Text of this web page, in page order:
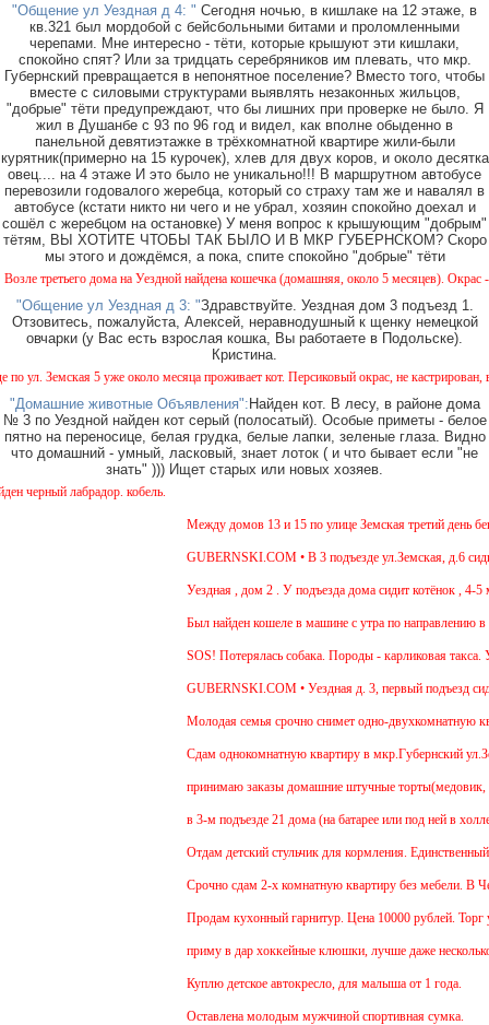
"Общение ул Уездная д 4: " Сегодня ночью, в кишлаке на 12 этаже, в
кв.321 был мордобой с бейсбольными битами и проломленными
черепами. Мне интересно - тёти, которые крышуют эти кишлаки,
спокойно спят? Или за тридцать серебряников им плевать, что мкр.
Губернский превращается в непонятное поселение? Вместо того, чтобы
вместе с силовыми структурами выявлять незаконных жильцов,
"добрые" тёти предупреждают, что бы лишних при проверке не было. Я
жил в Душанбе с 93 по 96 год и видел, как вполне обыденно в
панельной девятиэтажке в трёхкомнатной квартире жили-были
курятник(примерно на 15 курочек), хлев для двух коров, и около десятка
овец.... на 4 этаже И это было не уникально!!! В маршрутном автобусе
перевозили годовалого жеребца, который со страху там же и навалял в
автобусе (кстати никто ни чего и не убрал, хозяин спокойно доехал и
сошёл с жеребцом на остановке) У меня вопрос к крышующим "добрым"
тётям, ВЫ ХОТИТЕ ЧТОБЫ ТАК БЫЛО И В МКР ГУБЕРНСКОМ? Скоро
мы этого и дождёмся, а пока, спите спокойно "добрые" тёти
дома на Уездной найдена кошечка (домашняя, около 5 месяцев). Окрас -
"Общение ул Уездная д 3: "Здравствуйте. Уездная дом 3 подъезд 1.
Отзовитесь, пожалуйста, Алексей, неравнодушный к щенку немецкой
овчарки (у Вас есть взрослая кошка, Вы работаете в Подольске).
Кристина.
Земская 5 уже около месяца проживает кот. Персиковый окрас, не кастрирован,
"Домашние животные Объявления": Найден кот. В лесу, в районе дома
№ 3 по Уездной найден кот серый (полосатый). Особые приметы - белое
пятно на переносице, белая грудка, белые лапки, зеленые глаза. Видно
что домашний - умный, ласковый, знает лоток ( и что бывает если "не
знать" ))) Ищет старых или новых хозяев.
лабрадор. кобель.
Между домов 13 и 15 по улице Земская третий день
GUBERNSKI.COM • В 3 подъезде ул.Земская, д.6
Уездная , дом 2 . У подъезда дома сидит котёнок , 4-5
Был найден кошеле в машине с утра по направлению в
SOS! Потерялась собака. Породы - карликовая такса.
GUBERNSKI.COM • Уездная д. 3, первый подъезд
Молодая семья срочно снимет одно-двухкомнатную
Cдам однокомнатную квартиру в мкр.Губернский
принимаю заказы домашние штучные торты(медовик,
в 3-м подъезде 21 дома (на батарее или под ней в
Отдам детский стульчик для кормления. Единственный
Срочно сдам 2-х комнатную квартиру без мебели. В
Продам кухонный гарнитур. Цена 10000 рублей. Торг
приму в дар хоккейные клюшки, лучше даже несколько:)
Куплю детское автокресло, для малыша от 1 года.
Оставлена молодым мужчиной спортивная сумка.